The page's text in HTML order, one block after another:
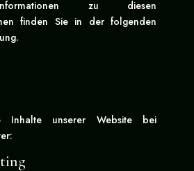
zu diesen
finden Sie in der folgenden
unserer Website bei